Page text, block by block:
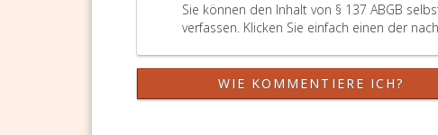
Sie können den Inhalt von § 137 ABGB
verfassen. Klicken Sie einfach einen der
WIE KOMMENTIERE ICH?